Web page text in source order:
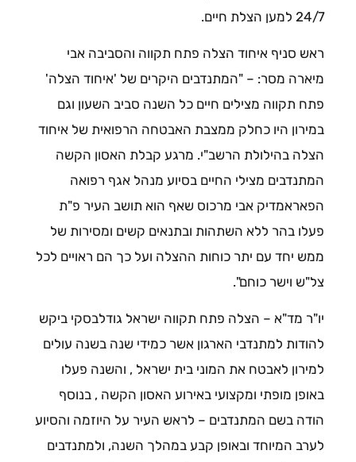
24/7 למען הצלת חיים.
ראש סניף איחוד הצלה פתח תקווה והסביבה אבי
מיארה מסר: – "המתנדבים היקרים של 'איחוד הצלה'
פתח תקווה מצילים חיים כל השנה סביב השעון וגם
במירון היו כחלק ממצבת האבטחה הרפואית של איחוד
הצלה בהילולת הרשב"י. מרגע קבלת האסון הקשה
המתנדבים מצילי החיים בסיוע מנהל אגף רפואה
הפאראמדיק אבי מרכוס שאף הוא תושב העיר פ"ת
פעלו בהר ללא השתהות ובתנאים קשים ומסירות של
ממש יחד עם יתר כוחות ההצלה ועל כך הם ראויים לכל
צל"ש וישר כוחם".
יו"ר מד"א – הצלה פתח תקווה ישראל גודלבסקי ביקש
להודות למתנדבי הארגון אשר כמידי שנה בשנה עולים
למירון לאבטח את המוני בית ישראל , והשנה פעלו
באופן מופתי ומקצועי באירוע האסון הקשה , בנוסף
הודה בשם המתנדבים – לראש העיר על היוזמה והסיוע
לערב המיוחד ובאופן קבע במהלך השנה, ולמתנדבים